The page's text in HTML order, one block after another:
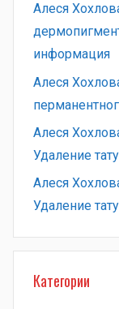
Алеся
информация
Алеся
Алеся
Удаление
Алеся
Удаление
Категории